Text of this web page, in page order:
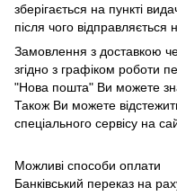
зберігається на пункті
після чого відправляється
Замовлення з доставкою
згідно з графіком роботи
"Нова пошта" Ви можете
Також Ви можете
спеціального сервісу на
Можливі способи оплати
Банківський переказ на